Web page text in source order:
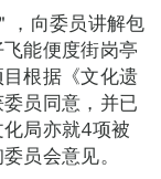
，向委员讲解包
能便度街岗亭
根据《文化遗
员同意，并已
局亦就4项被
员会意见。